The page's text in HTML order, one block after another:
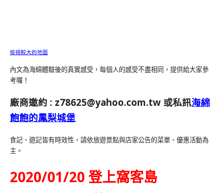
檢視較大的地圖
內文為海綿體驗後的真實感受，每個人的感受不盡相同，提供給大家參
考囉！
廠商邀約 : z78625@yahoo.com.tw 或私訊海綿
飽飽的鳳梨城堡
食記、遊記皆有時效性，請依旅遊景點與店家公告的菜單、優惠活動為
主。
2020/01/20 登上窩客島